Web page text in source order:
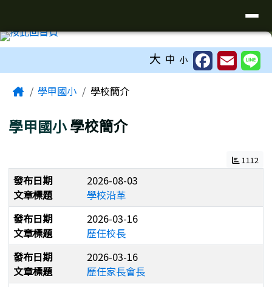
大 中 小
Home學甲國小 學校簡介
學甲國小學校簡介
1112
發布日期
2026-08-03
文章標題
學校沿革
發布日期
2026-03-16
文章標題
歷任校長
發布日期
2026-03-16
文章標題
歷任家長會長